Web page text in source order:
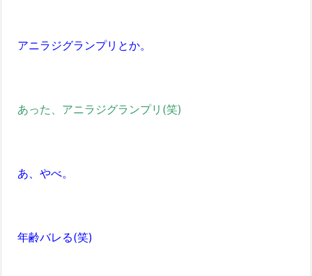
アニラジグランプリとか。
あった、アニラジグランプリ(笑)
あ、やべ。
年齢バレる(笑)